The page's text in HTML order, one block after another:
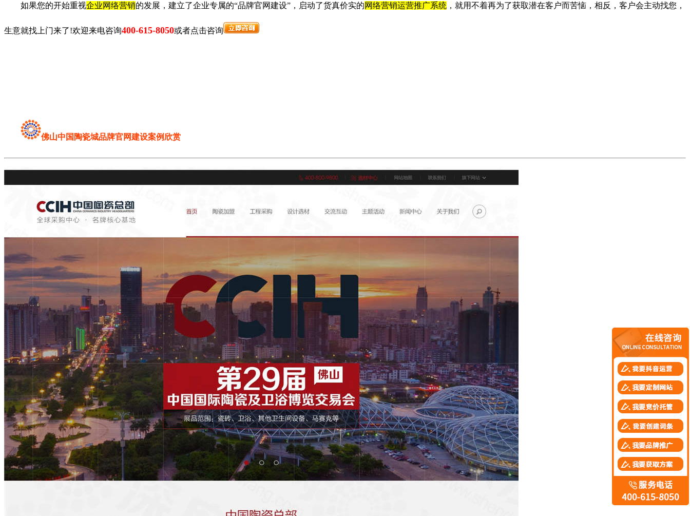
如果您的开始重视企业网络营销的发展，建立了企业专属的“品牌官网建设”，启动了货真价实的网络营销运营推广系统 ，就用不着再为了获取潜在客户而苦恼，相反，客户会主动找您，
生意就找上门来了!欢迎来电咨询400-615-8050或者点击咨询
佛山中国陶瓷城品牌官网建设案例欣赏